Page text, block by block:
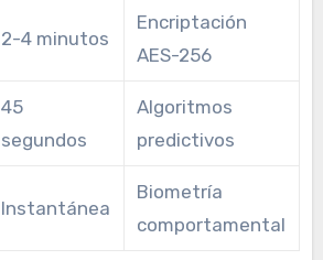
2-4 minutos
Encriptación
AES-256
45
segundos
Algoritmos
predictivos
Instantánea
Biometría
comportamental